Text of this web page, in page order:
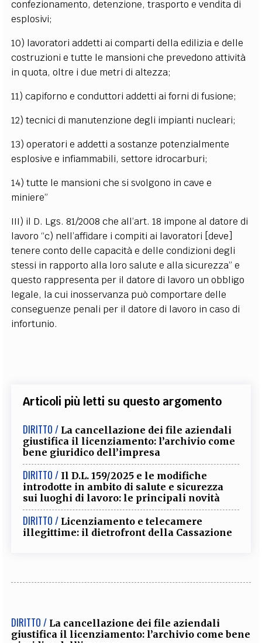
confezionamento, detenzione, trasporto e vendita di
esplosivi;
10) lavoratori addetti ai comparti della edilizia e delle
costruzioni e tutte le mansioni che prevedono attività
in quota, oltre i due metri di altezza;
11) capiforno e conduttori addetti ai forni di fusione;
12) tecnici di manutenzione degli impianti nucleari;
13) operatori e addetti a sostanze potenzialmente
esplosive e infiammabili, settore idrocarburi;
14) tutte le mansioni che si svolgono in cave e
miniere”
III) il D. Lgs. 81/2008 che all’art. 18 impone al datore di
lavoro “c) nell’affidare i compiti ai lavoratori [deve]
tenere conto delle capacità e delle condizioni degli
stessi in rapporto alla loro salute e alla sicurezza” e
questo rappresenta per il datore di lavoro un obbligo
legale, la cui inosservanza può comportare delle
conseguenze penali per il datore di lavoro in caso di
infortunio.
Articoli più letti su questo argomento
DIRITTO / La cancellazione dei file aziendali
giustifica il licenziamento: l’archivio come
bene giuridico dell’impresa
DIRITTO / Il D.L. 159/2025 e le modifiche
introdotte in ambito di salute e sicurezza
sui luoghi di lavoro: le principali novità
DIRITTO / Licenziamento e telecamere
illegittime: il dietrofront della Cassazione
DIRITTO / La cancellazione dei file aziendali
giustifica il licenziamento: l’archivio come bene